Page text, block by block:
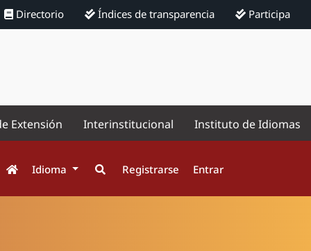
Directorio Índices de transparencia Participa
Extensión Interinstitucional Instituto de Idiomas
Idioma Registrarse Entrar